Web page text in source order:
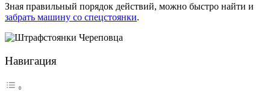
Зная правильный порядок действий, можно быстро найти и
забрать машину со спецстоянки.
Навигация